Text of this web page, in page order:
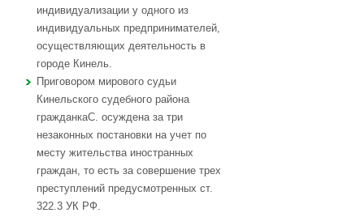
индивидуализации у одного из
индивидуальных предпринимателей,
осуществляющих деятельность в
городе Кинель.
Приговором мирового судьи
Кинельского судебного района
гражданкаС. осуждена за три
незаконных постановки на учет по
месту жительства иностранных
граждан, то есть за совершение трех
преступлений предусмотренных ст.
322.3 УК РФ.